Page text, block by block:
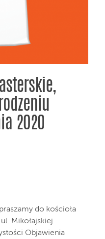
2020
do kościoła
Mikołajskiej
Objawienia